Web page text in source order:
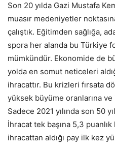
Son 20 yılda Gazi Mustafa
muasır medeniyetler
çalıştık. Eğitimden sağlığa,
spora her alanda bu Türkiye
mümkündür. Ekonomide de
yolda en somut neticeleri
ihracattır. Bu krizleri fırsata
yüksek büyüme oranlarına
Sadece 2021 yılında son 50
İhracat tek başına 5,3
ihracattan aldığı pay ilk kez